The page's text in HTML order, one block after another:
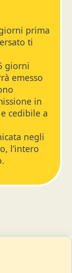
prima
ti
giorni
emesso
in
cedibile a
negli
l’intero